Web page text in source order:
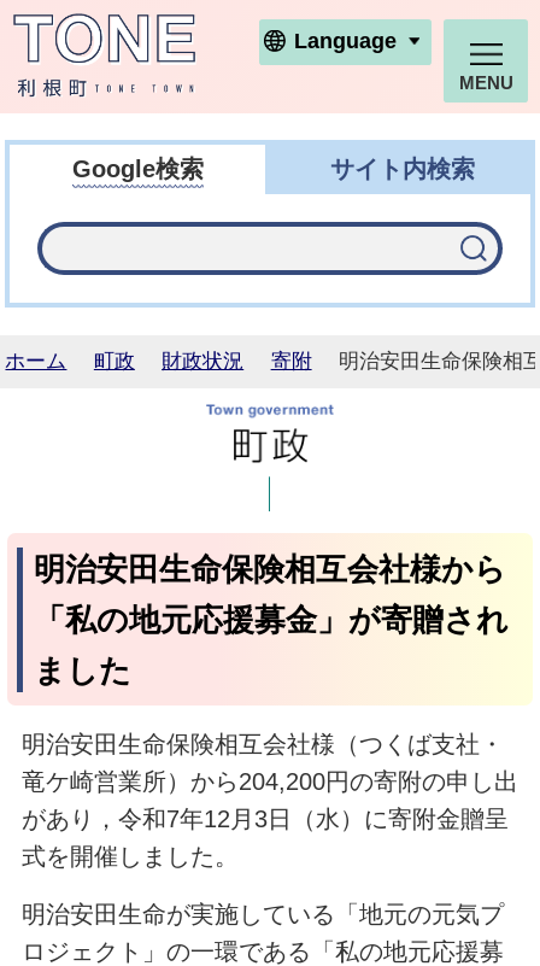
利根町ホームページ
Language
MENU
Google検索 サイト内検索
ホーム 町政 財政状況 寄附 明治安田生命保険相
明治安田生命保険相互会社様から
「私の地元応援募金」が寄贈され
ました
明治安田生命保険相互会社様（つくば支社・
竜ケ崎営業所）から204,200円の寄附の申し出
があり，令和7年12月3日（水）に寄附金贈呈
式を開催しました。
明治安田生命が実施している「地元の元気プ
ロジェクト」の一環である「私の地元応援募